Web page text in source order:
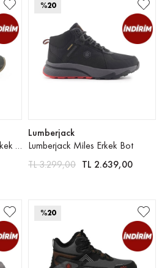
Lumberjack Fame HI 5PR Erkek Bot
Lumberjack
Lumberjack Miles Erkek Bot
TL 2.639,00
TL 3.299,00
%20
%20